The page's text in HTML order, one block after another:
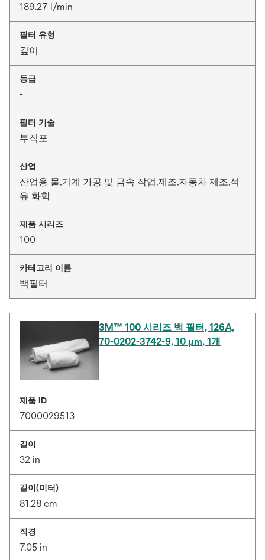
189.27 l/min
필터 유형
깊이
등급
-
필터 기술
부직포
산업
산업용 물,기계 가공 및 금속 작업,제조,자동차 제조,석
유 화학
제품 시리즈
100
카테고리 이름
백필터
3M™ 100 시리즈 백 필터, 126A,
70-0202-3742-9, 10 μm, 1개
제품 ID
7000029513
길이
32 in
길이(미터)
81.28 cm
직경
7.05 in